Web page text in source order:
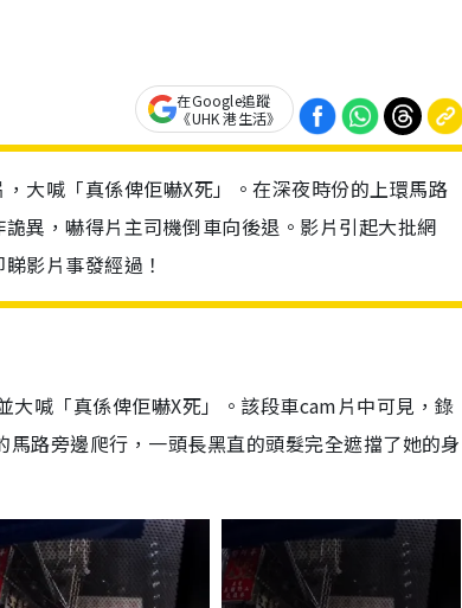
在Google追蹤
《UHK 港生活》
大喊「真係俾佢嚇X死」。在深夜時份的上環馬路
異，嚇得片主司機倒車向後退。影片引起大批網
影片事發經過！
喊「真係俾佢嚇X死」。該段車cam片中可見，錄
路旁邊爬行，一頭長黑直的頭髮完全遮擋了她的身